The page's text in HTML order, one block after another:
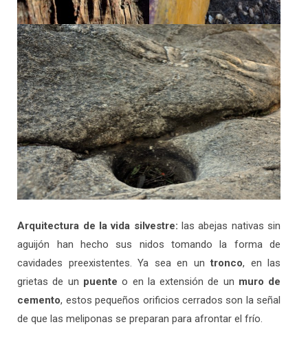
Arquitectura de la vida silvestre: las abejas nativas sin
aguijón han hecho sus nidos tomando la forma de
cavidades preexistentes. Ya sea en untronco, en las
grietas de un puente o en la extensión de un muro de
cemento, estos pequeños orificios cerrados son la señal
de que las meliponas se preparan para afrontar el frío.